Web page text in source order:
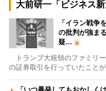
大前研一「ビジネス
「イラン戦争
の批判が強ま
疑…
トランプ大統領のファミリ
の証券取引を行っていたこと